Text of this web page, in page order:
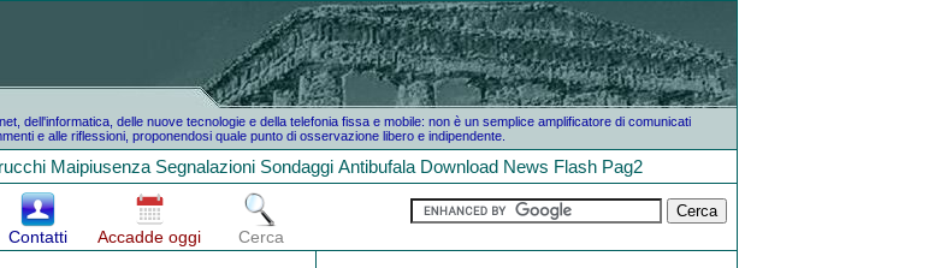
dell'informatica, delle nuove tecnologie e della telefonia fissa e mobile: non è un semplice amplificatore di comunicati
e alle riflessioni, proponendosi quale punto di osservazione libero e indipendente.
Maipiusenza Segnalazioni Sondaggi Antibufala Download News Flash Pag2
Contatti Accadde oggi Cerca